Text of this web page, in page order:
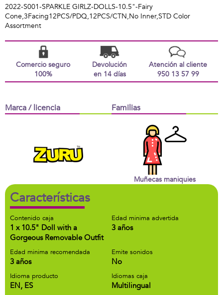
2022-S001-SPARKLE GIRLZ-DOLLS-10.5"-Fairy
Cone,3Facing12PCS/PDQ,12PCS/CTN,No Inner,STD Color
Assortment
Comercio seguro
100%
Devolución
en 14 días
Atención al cliente
950 13 57 99
Marca / licencia Familias
Muñecas maniquies
Características
Contenido caja
1 x 10.5" Doll with a
Gorgeous Removable Outfit
Edad minima advertida
3 años
Edad minima recomendada
3 años
Emite sonidos
No
Idioma producto
EN, ES
Idiomas caja
Multilingual